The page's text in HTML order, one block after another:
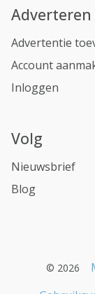
Advertentie
Account
Inloggen
Volg
Nieuwsbrief
Blog
© 2026